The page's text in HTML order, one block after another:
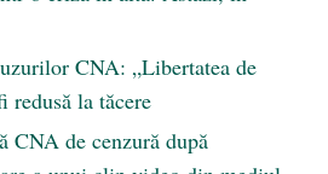
CNA: „Libertatea de
redusă la tăcere
CNA de cenzură după